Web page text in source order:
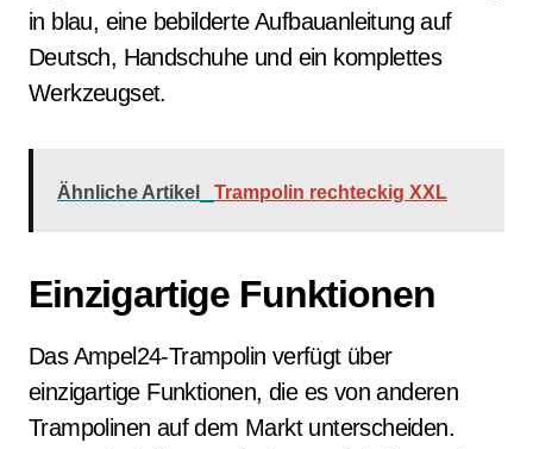
in blau, eine bebilderte Aufbauanleitung auf
Deutsch, Handschuhe und ein komplettes
Werkzeugset.
Ähnliche Artikel Trampolin rechteckig XXL
Einzigartige Funktionen
Das Ampel24-Trampolin verfügt über
einzigartige Funktionen, die es von anderen
Trampolinen auf dem Markt unterscheiden.